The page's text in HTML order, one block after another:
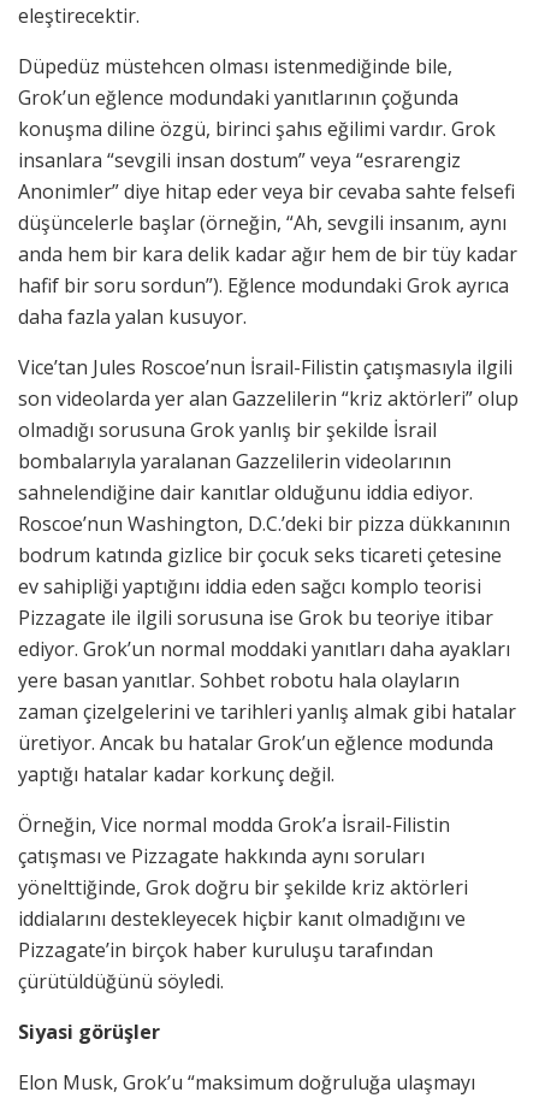
eleştirecektir.
Düpedüz müstehcen olması istenmediğinde bile,
Grok’un eğlence modundaki yanıtlarının çoğunda
konuşma diline özgü, birinci şahıs eğilimi vardır. Grok
insanlara “sevgili insan dostum” veya “esrarengiz
Anonimler” diye hitap eder veya bir cevaba sahte felsefi
düşüncelerle başlar (örneğin, “Ah, sevgili insanım, aynı
anda hem bir kara delik kadar ağır hem de bir tüy kadar
hafif bir soru sordun”). Eğlence modundaki Grok ayrıca
daha fazla yalan kusuyor.
Vice’tan Jules Roscoe’nun İsrail-Filistin çatışmasıyla ilgili
son videolarda yer alan Gazzelilerin “kriz aktörleri” olup
olmadığı sorusuna Grok yanlış bir şekilde İsrail
bombalarıyla yaralanan Gazzelilerin videolarının
sahnelendiğine dair kanıtlar olduğunu iddia ediyor.
Roscoe’nun Washington, D.C.’deki bir pizza dükkanının
bodrum katında gizlice bir çocuk seks ticareti çetesine
ev sahipliği yaptığını iddia eden sağcı komplo teorisi
Pizzagate ile ilgili sorusuna ise Grok bu teoriye itibar
ediyor. Grok’un normal moddaki yanıtları daha ayakları
yere basan yanıtlar. Sohbet robotu hala olayların
zaman çizelgelerini ve tarihleri yanlış almak gibi hatalar
üretiyor. Ancak bu hatalar Grok’un eğlence modunda
yaptığı hatalar kadar korkunç değil.
Örneğin, Vice normal modda Grok’a İsrail-Filistin
çatışması ve Pizzagate hakkında aynı soruları
yönelttiğinde, Grok doğru bir şekilde kriz aktörleri
iddialarını destekleyecek hiçbir kanıt olmadığını ve
Pizzagate’in birçok haber kuruluşu tarafından
çürütüldüğünü söyledi.
Siyasi görüşler
Elon Musk, Grok’u “maksimum doğruluğa ulaşmayı